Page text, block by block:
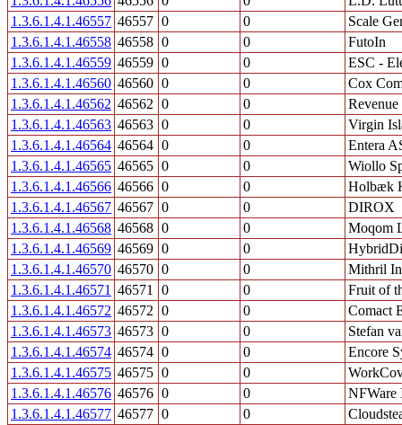
1.3.6.1.4.1.46557 46557 0 0
Scale
1.3.6.1.4.1.46558 46558 0 0
FutoIn
1.3.6.1.4.1.46559 46559 0 0
ESC -
1.3.6.1.4.1.46560 46560 0 0
Cox
1.3.6.1.4.1.46562 46562 0 0
1.3.6.1.4.1.46563 46563 0 0
Virgin
1.3.6.1.4.1.46564 46564 0 0
Entera
1.3.6.1.4.1.46565 46565 0 0
Wiollo
1.3.6.1.4.1.46566 46566 0 0
Holbæk
1.3.6.1.4.1.46567 46567 0 0
DIROX
1.3.6.1.4.1.46568 46568 0 0
Moqom
1.3.6.1.4.1.46569 46569 0 0
1.3.6.1.4.1.46570 46570 0 0
Mithril
1.3.6.1.4.1.46571 46571 0 0
Fruit of
1.3.6.1.4.1.46572 46572 0 0
Comact
1.3.6.1.4.1.46573 46573 0 0
Stefan
1.3.6.1.4.1.46574 46574 0 0
Encore
1.3.6.1.4.1.46575 46575 0 0
1.3.6.1.4.1.46576 46576 0 0
NFWare
1.3.6.1.4.1.46577 46577 0 0